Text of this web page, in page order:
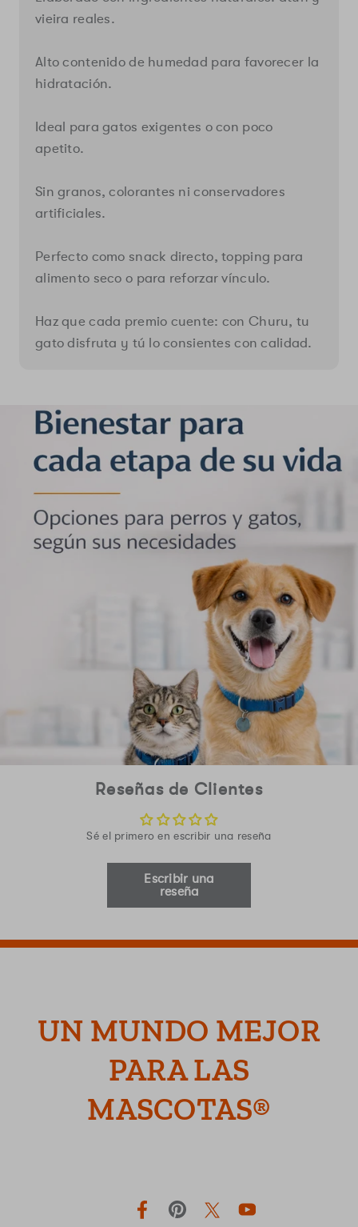
vieira reales.
Alto contenido de humedad para favorecer la
hidratación.
Ideal para gatos exigentes o con poco
apetito.
Sin granos, colorantes ni conservadores
artificiales.
Perfecto como snack directo, topping para
alimento seco o para reforzar vínculo.
Haz que cada premio cuente: con Churu, tu
gato disfruta y tú lo consientes con calidad.
Reseñas de Clientes
Sé el primero en escribir una reseña
Escribir una
reseña
UN MUNDO MEJOR
PARA LAS
MASCOTAS®
FacebookPinterest Twitter YouTube